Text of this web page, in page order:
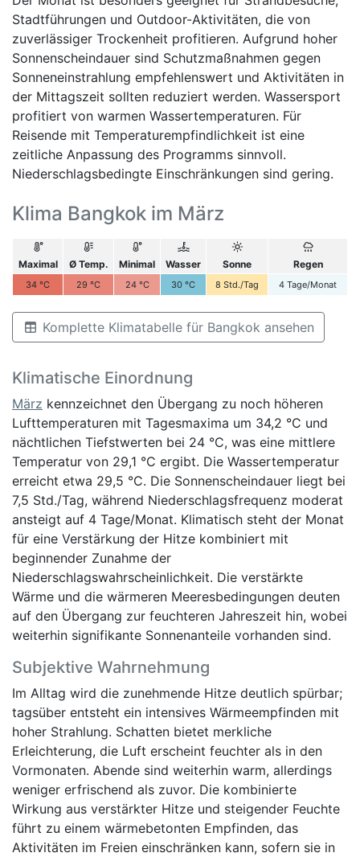
Stadtführungen und Outdoor-Aktivitäten, die von
zuverlässiger Trockenheit profitieren. Aufgrund hoher
Sonnenscheindauer sind Schutzmaßnahmen gegen
Sonneneinstrahlung empfehlenswert und Aktivitäten in
der Mittagszeit sollten reduziert werden. Wassersport
profitiert von warmen Wassertemperaturen. Für
Reisende mit Temperaturempfindlichkeit ist eine
zeitliche Anpassung des Programms sinnvoll.
Niederschlagsbedingte Einschränkungen sind gering.
Klima Bangkok im März
Maximal Ø Temp. Minimal Wasser Sonne Regen
34 °C 29 °C 24 °C 30 °C 8 Std./Tag 4 Tage/Monat
Komplette Klimatabelle für Bangkok ansehen
Klimatische Einordnung
März kennzeichnet den Übergang zu noch höheren
Lufttemperaturen mit Tagesmaxima um 34,2 °C und
nächtlichen Tiefstwerten bei 24 °C, was eine mittlere
Temperatur von 29,1 °C ergibt. Die Wassertemperatur
erreicht etwa 29,5 °C. Die Sonnenscheindauer liegt bei
7,5 Std./Tag, während Niederschlagsfrequenz moderat
ansteigt auf 4 Tage/Monat. Klimatisch steht der Monat
für eine Verstärkung der Hitze kombiniert mit
beginnender Zunahme der
Niederschlagswahrscheinlichkeit. Die verstärkte
Wärme und die wärmeren Meeresbedingungen deuten
auf den Übergang zur feuchteren Jahreszeit hin, wobei
weiterhin signifikante Sonnenanteile vorhanden sind.
Subjektive Wahrnehmung
Im Alltag wird die zunehmende Hitze deutlich spürbar;
tagsüber entsteht ein intensives Wärmeempfinden mit
hoher Strahlung. Schatten bietet merkliche
Erleichterung, die Luft erscheint feuchter als in den
Vormonaten. Abende sind weiterhin warm, allerdings
weniger erfrischend als zuvor. Die kombinierte
Wirkung aus verstärkter Hitze und steigender Feuchte
führt zu einem wärmebetonten Empfinden, das
Aktivitäten im Freien einschränken kann, sofern sie in